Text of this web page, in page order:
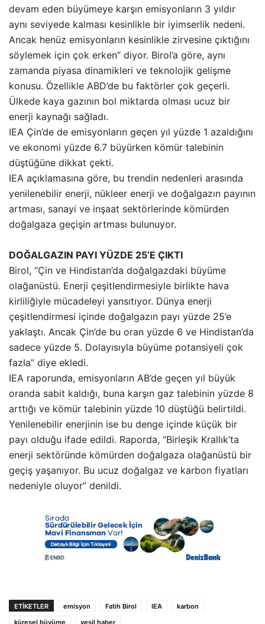
devam eden büyümeye karşın emisyonların 3 yıldır
aynı seviyede kalması kesinlikle bir iyimserlik nedeni.
Ancak henüz emisyonların kesinlikle zirvesine çıktığını
söylemek için çok erken” diyor. Birol’a göre, aynı
zamanda piyasa dinamikleri ve teknolojik gelişme
konusu. Özellikle ABD’de bu faktörler çok geçerli.
Ülkede kaya gazının bol miktarda olması ucuz bir
enerji kaynağı sağladı.
IEA Çin’de de emisyonların geçen yıl yüzde 1 azaldığını
ve ekonomi yüzde 6.7 büyürken kömür talebinin
düştüğüne dikkat çekti.
IEA açıklamasına göre, bu trendin nedenleri arasında
yenilenebilir enerji, nükleer enerji ve doğalgazın payının
artması, sanayi ve inşaat sektörlerinde kömürden
doğalgaza geçişin artması bulunuyor.
DOĞALGAZIN PAYI YÜZDE 25’E ÇIKTI
Birol, “Çin ve Hindistan’da doğalgazdaki büyüme
olağanüstü. Enerji çeşitlendirmesiyle birlikte hava
kirliliğiyle mücadeleyi yansıtıyor. Dünya enerji
çeşitlendirmesi içinde doğalgazın payı yüzde 25’e
yaklaştı. Ancak Çin’de bu oran yüzde 6 ve Hindistan’da
sadece yüzde 5. Dolayısıyla büyüme potansiyeli çok
fazla” diye ekledi.
IEA raporunda, emisyonların AB’de geçen yıl büyük
oranda sabit kaldığı, buna karşın gaz talebinin yüzde 8
arttığı ve kömür talebinin yüzde 10 düştüğü belirtildi.
Yenilenebilir enerjinin ise bu denge içinde küçük bir
payı olduğu ifade edildi. Raporda, “Birleşik Krallık’ta
enerji sektöründe kömürden doğalgaza olağanüstü bir
geçiş yaşanıyor. Bu ucuz doğalgaz ve karbon fiyatları
nedeniyle oluyor” denildi.
ETIKETLER emisyon Fatih Birol IEA
karbon
küresel büyüme
yeşil haber